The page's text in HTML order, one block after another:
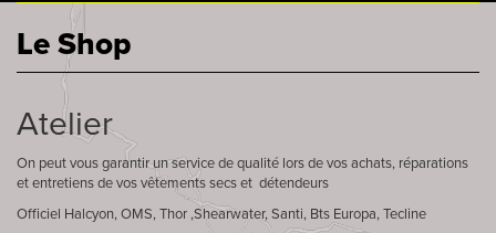
Le Shop
Atelier
On peut vous garantir un service de qualité lors de vos achats, réparations
et entretiens de vos vêtements secs et détendeurs
Officiel Halcyon, OMS, Thor ,Shearwater, Santi, Bts Europa, Tecline